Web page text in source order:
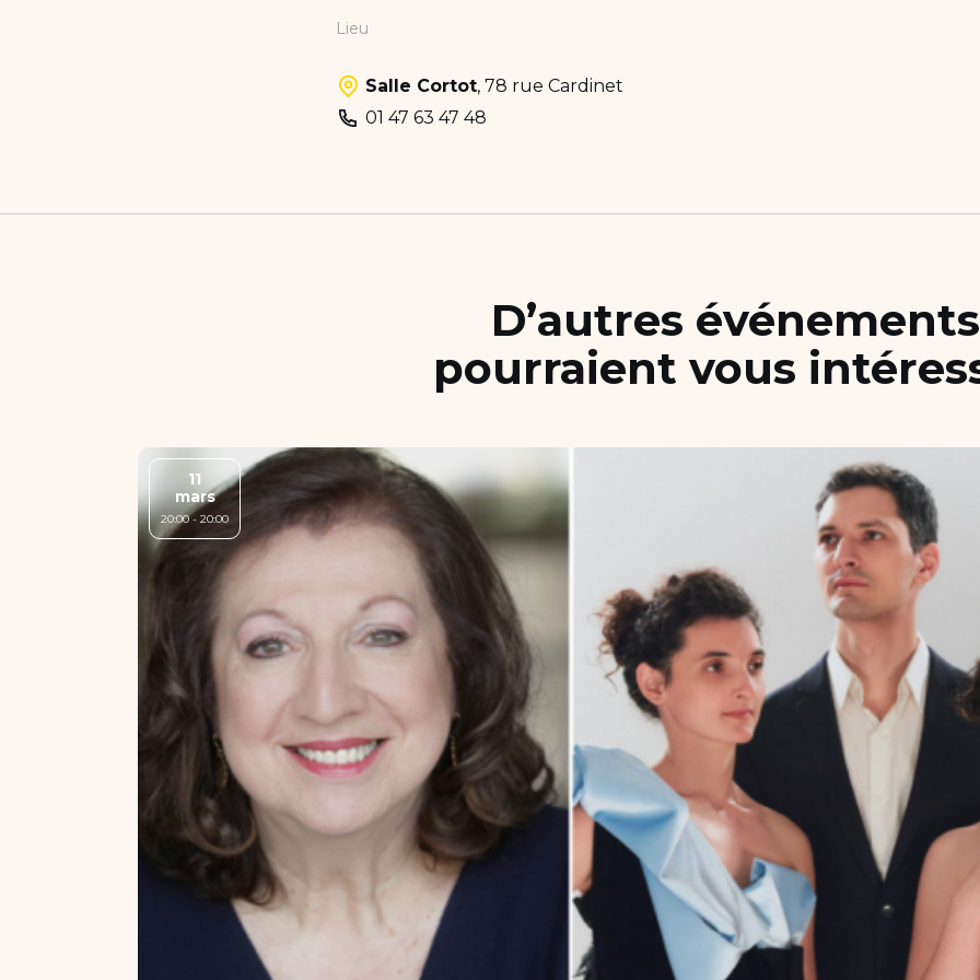
Lieu
Salle Cortot, 78 rue Cardinet
01 47 63 47 48
D’autres événements
pourraient vous
11
mars
20:00 - 20:00